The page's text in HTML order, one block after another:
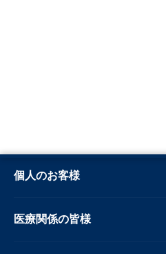
個人のお客様
医療関係の皆様